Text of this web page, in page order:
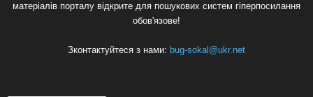
матеріалів порталу відкрите для пошукових систем гіперпосилання
обов'язове!
Зконтактуйтеся з нами: bug-sokal@ukr.net